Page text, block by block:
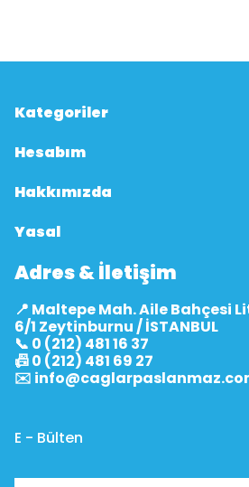
Kategoriler
Hesabım
Hakkımızda
Yasal
Adres & İletişim
📍 Maltepe Mah. Aile Bahçesi
6/1 Zeytinburnu / İSTANBUL
📞 0 (212) 481 16 37
📠 0 (212) 481 69 27
✉️
E - Bülten